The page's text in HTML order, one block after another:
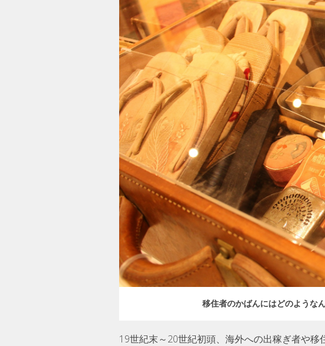
移住者のかばんにはどのような
19世紀末～20世紀初頭、海外への出稼ぎ者や移